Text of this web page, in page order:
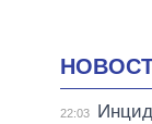
22:03